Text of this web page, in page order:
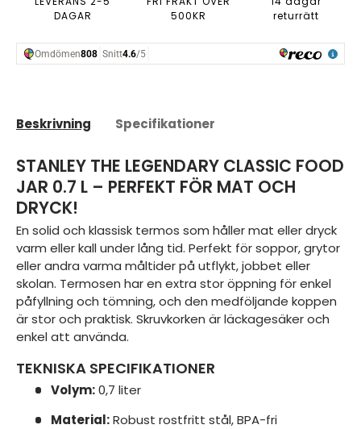
DAGAR
500KR
returrätt
Beskrivning Specifikationer
STANLEY THE LEGENDARY CLASSIC FOOD
JAR 0.7 L – PERFEKT FÖR MAT OCH
DRYCK!
En solid och klassisk termos som håller mat eller dryck
varm eller kall under lång tid. Perfekt för soppor, grytor
eller andra varma måltider på utflykt, jobbet eller
skolan. Termosen har en extra stor öppning för enkel
påfyllning och tömning, och den medföljande koppen
är stor och praktisk. Skruvkorken är läckagesäker och
enkel att använda.
TEKNISKA SPECIFIKATIONER
Volym:0,7 liter
Material:Robust rostfritt stål, BPA-fri